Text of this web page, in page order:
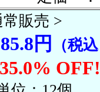
常販売 >
85.8円
（税
35.0% OFF!